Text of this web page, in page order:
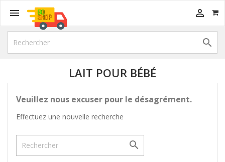
 

LAIT POUR BÉBÉ
Veuillez nous excuser pour le désagrément.
Effectuez une nouvelle recherche
